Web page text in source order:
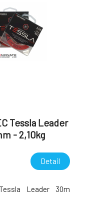
Tessla Leader
- 2,10kg
Detail
Leader 30m